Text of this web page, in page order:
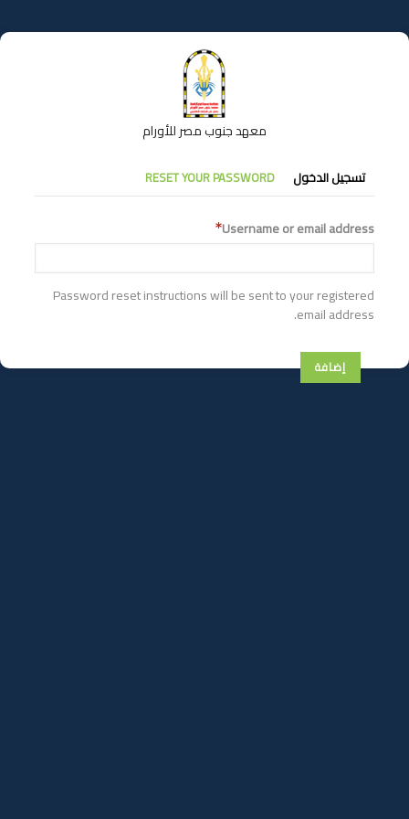
إلى
المحتوى
معهد جنوب مصر للأورام
التبويبات
الأساسية
تسجيل الدخول RESET YOUR PASSWORD
Username or email address
Password reset instructions will be sent to your registered
email address.